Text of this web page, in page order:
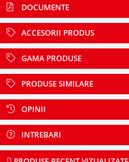
DOCUMENTE
ACCESORII PRODUS
GAMA PRODUSE
PRODUSE SIMILARE
OPINII
INTREBARI